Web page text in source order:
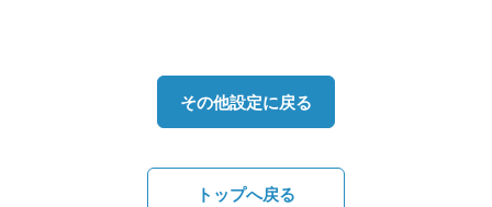
その他設定に戻る
トップへ戻る